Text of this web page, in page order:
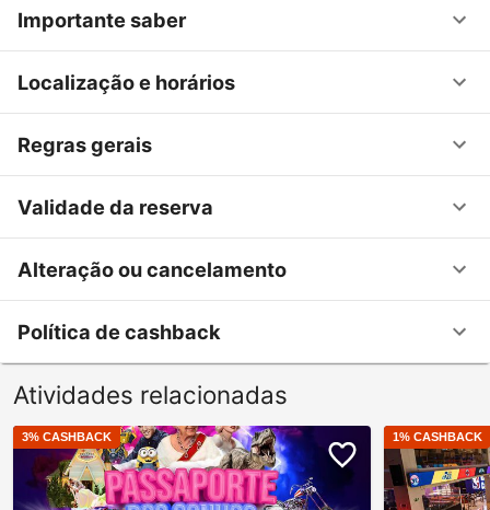
Importante saber
Localização e horários
Regras gerais
Validade da reserva
Alteração ou cancelamento
Política de cashback
Atividades relacionadas
3% CASHBACK 1% CASHBACK